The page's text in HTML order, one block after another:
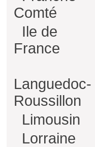
Comté
Ile de
France
Languedoc-
Roussillon
Limousin
Lorraine